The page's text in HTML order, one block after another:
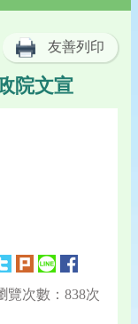
友善列印
院文宣
覽次數：838次